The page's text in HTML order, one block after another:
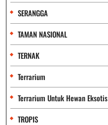
SERANGGA
TAMAN NASIONAL
TERNAK
Terrarium
Terrarium Untuk Hewan Eksotis
TROPIS